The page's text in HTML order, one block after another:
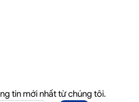
tin mới nhất từ chúng tôi.